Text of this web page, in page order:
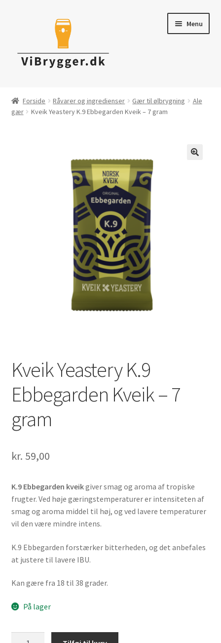
Menu
Råvarer & ingredienser
Rengøring & desinficering
Forside Råvarer og ingredienser Gær til ølbrygning
Ale
gær
Kveik Yeastery K.9 Ebbegarden Kveik – 7 gram
Kveik Yeastery K.9
Ebbegarden Kveik – 7
gram
kr. 59,00
K.9 Ebbegarden kveikgiver smag og aroma af tropiske
frugter. Ved høje gæringstemperaturer er intensiteten af
smag og aroma middel til høj, og ved lavere temperaturer
vil den være mindre intens.
K.9 Ebbegarden forstærker bitterheden, og det anbefales
at justere til lavere IBU.
Kan gære fra 18 til 38 grader.
På lager